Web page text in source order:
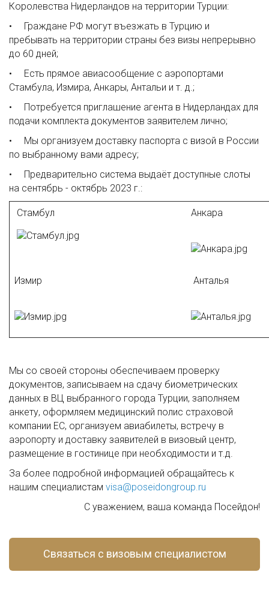
Королевства Нидерландов на территории Турции:
• Граждане РФ могут въезжать в Турцию и
пребывать на территории страны без визы непрерывно
до 60 дней;
• Есть прямое авиасообщение с аэропортами
Стамбула, Измира, Анкары, Антальи и т. д.;
• Потребуется приглашение агента в Нидерландах для
подачи комплекта документов заявителем лично;
• Мы организуем доставку паспорта с визой в России
по выбранному вами адресу;
• Предварительно система выдаёт доступные слоты
на сентябрь - октябрь 2023 г.:
Стамбул Анкара
Измир Анталья
Мы со своей стороны обеспечиваем проверку
документов, записываем на сдачу биометрических
данных в ВЦ выбранного города Турции, заполняем
анкету, оформляем медицинский полис страховой
компании ЕС, организуем авиабилеты, встречу в
аэропорту и доставку заявителей в визовый центр,
размещение в гостинице при необходимости и т.д.
За более подробной информацией обращайтесь к
нашим специалистам visa@poseidongroup.ru
С уважением, ваша команда Посейдон!
Связаться с визовым специалистом